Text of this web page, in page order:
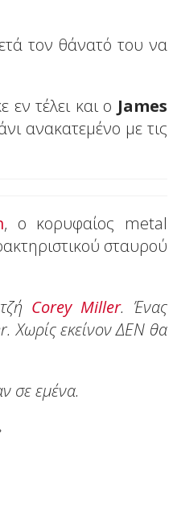
τον θάνατό του να
εν τέλει και ο James
ανακατεμένο με τις
, ο κορυφαίος metal
σταυρού
Corey Miller. Ένας
Χωρίς εκείνον ΔΕΝ θα
σε εμένα.